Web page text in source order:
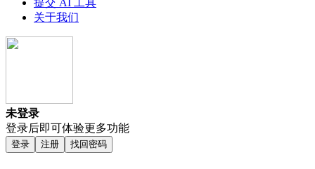
提交 AI 工具
关于我们
未登录
登录后即可体验更多功能
登录 注册 找回密码